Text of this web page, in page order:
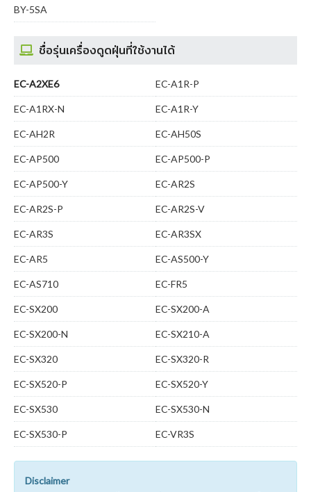
BY-5SA
ชื่อรุ่นเครื่องดูดฝุ่นที่ใช้งานได้
EC-A2XE6 EC-A1R-P
EC-A1RX-N EC-A1R-Y
EC-AH2R EC-AH50S
EC-AP500 EC-AP500-P
EC-AP500-Y EC-AR2S
EC-AR2S-P EC-AR2S-V
EC-AR3S EC-AR3SX
EC-AR5 EC-AS500-Y
EC-AS710 EC-FR5
EC-SX200 EC-SX200-A
EC-SX200-N EC-SX210-A
EC-SX320 EC-SX320-R
EC-SX520-P EC-SX520-Y
EC-SX530 EC-SX530-N
EC-SX530-P EC-VR3S
Disclaimer